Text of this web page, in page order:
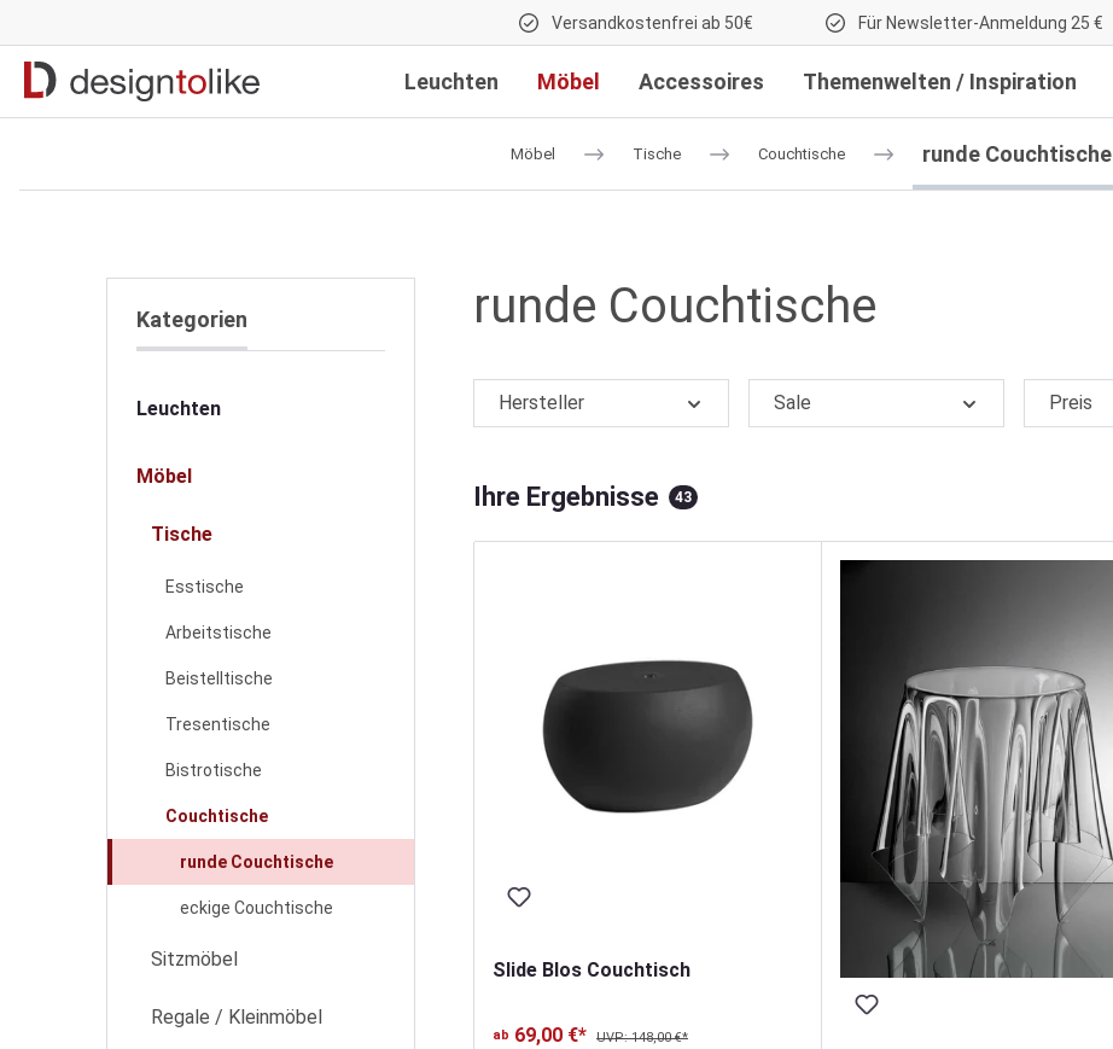
Versandkostenfrei ab 50€ Für Newsletter-Anmeldung 25 €
Leuchten Möbel Accessoires Themenwelten / Inspiration
Möbel Tische Couchtische runde Couchtische
Kategorien
Leuchten
Möbel
Tische
Esstische
Arbeitstische
Beistelltische
Tresentische
Bistrotische
Couchtische
runde Couchtische
eckige Couchtische
Sitzmöbel
Regale / Kleinmöbel
runde Couchtische
Hersteller Sale Preis
Ihre Ergebnisse 43
Slide Blos Couchtisch
ab 69,00 €* UVP: 148,00 €*